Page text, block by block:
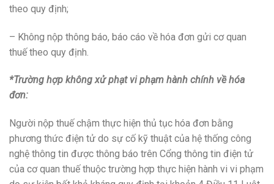
theo quy định;
– Không nộp thông báo, báo cáo về hóa đơn gửi cơ quan
thuế theo quy định.
*Trường hợp không xử phạt vi phạm hành chính về hóa
đơn:
Người nộp thuế chậm thực hiện thủ tục hóa đơn bằng
phương thức điện tử do sự cố kỹ thuật của hệ thống công
nghệ thông tin được thông báo trên Cổng thông tin điện tử
của cơ quan thuế thuộc trường hợp thực hiện hành vi vi phạm